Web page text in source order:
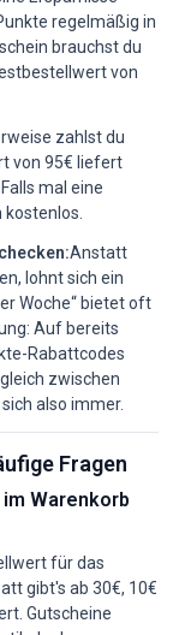
regelmäßig in
brauchst du
von
zahlst du
von 95€ liefert
mal eine
Anstatt
lohnt sich ein
Woche“ bietet oft
Auf bereits
Rabattcodes
zwischen
also immer.
Fragen
Warenkorb
für das
gibt's ab 30€, 10€
Gutscheine